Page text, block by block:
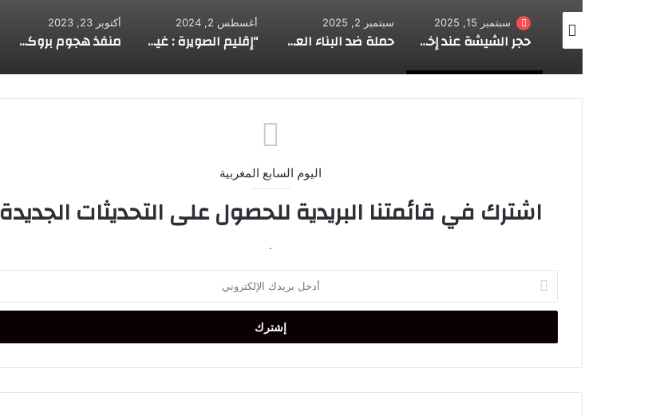
سبتمبر 15, 2025
حجر الشيشة عند إخوة زعيتر 200 درهم تحت حماية المخزن، بينما حجر الشيشة في قهاوي الفقراء 50 درهم مع الاعتقال ودفع الإتاوة… أين العدل يا مخزن؟
سبتمبر 2, 2025
حملة ضد البناء العشوائي بطنجة
أغسطس 2, 2024
“إقليم الصويرة : غياب أعضاء المجلس الجماعي الحنشان يحرم جمعيات المجتمع المدني من الدعم العمومي”
أكتوبر 23, 2023
منفذ هجوم بروكسل فر من سجن تونسي في 2011…خطأ فادح” وراء عدم اعتقاله قبل أشهر ودفع وزير العدل البلجيكي إلى الاستقالة
أكتوبر 11, 2023
اليوم السابع المغربية
اشترك في قائمتنا البريدية للحصول على التحديثات الجديدة
.
بريدك
الإلكتروني